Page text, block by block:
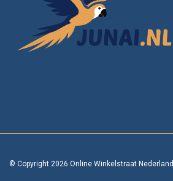
© Copyright 2026 Online Winkelstraat Nederland